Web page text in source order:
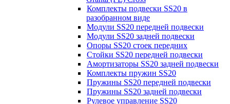
Комплекты подвески SS20 в
разобранном виде
Модули SS20 передней подвески
Модули SS20 задней подвески
Опоры SS20 стоек передних
Стойки SS20 передней подвески
Амортизаторы SS20 задней подвески
Комплекты пружин SS20
Пружины SS20 передней подвески
Пружины SS20 задней подвески
Рулевое управление SS20